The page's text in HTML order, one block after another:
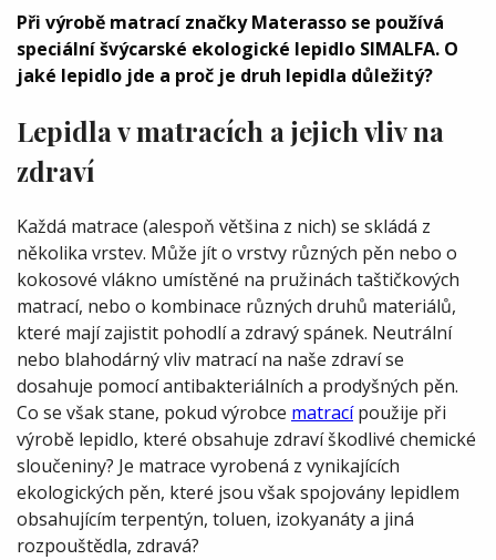
Při výrobě matrací značky Materasso se používá
speciální švýcarské ekologické lepidlo SIMALFA. O
jaké lepidlo jde a proč je druh lepidla důležitý?
Lepidla v matracích a jejich vliv na
zdraví
Každá matrace (alespoň většina z nich) se skládá z
několika vrstev. Může jít o vrstvy různých pěn nebo o
kokosové vlákno umístěné na pružinách taštičkových
matrací, nebo o kombinace různých druhů materiálů,
které mají zajistit pohodlí a zdravý spánek. Neutrální
nebo blahodárný vliv matrací na naše zdraví se
dosahuje pomocí antibakteriálních a prodyšných pěn.
Co se však stane, pokud výrobce matracípoužije při
výrobě lepidlo, které obsahuje zdraví škodlivé chemické
sloučeniny? Je matrace vyrobená z vynikajících
ekologických pěn, které jsou však spojovány lepidlem
obsahujícím terpentýn, toluen, izokyanáty a jiná
rozpouštědla, zdravá?